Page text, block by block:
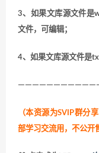
3、如果文库源文件是
文件，可编辑；
4、如果文库源文件是
（本资源为SVIP群分
部学习交流用，不公开